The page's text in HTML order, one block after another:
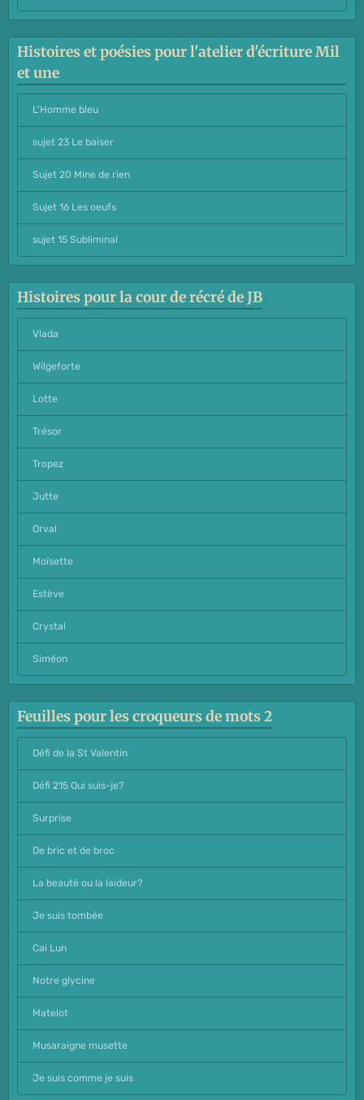
Histoires et poésies pour l'atelier d'écriture Mil
et une
L'Homme bleu
sujet 23 Le baiser
Sujet 20 Mine de rien
Sujet 16 Les oeufs
sujet 15 Subliminal
Histoires pour la cour de récré de JB
Vlada
Wilgeforte
Lotte
Trésor
Tropez
Jutte
Orval
Moïsette
Estève
Crystal
Siméon
Feuilles pour les croqueurs de mots 2
Défi de la St Valentin
Défi 215 Qui suis-je?
Surprise
De bric et de broc
La beauté ou la laideur?
Je suis tombée
Cai Lun
Notre glycine
Matelot
Musaraigne musette
Je suis comme je suis